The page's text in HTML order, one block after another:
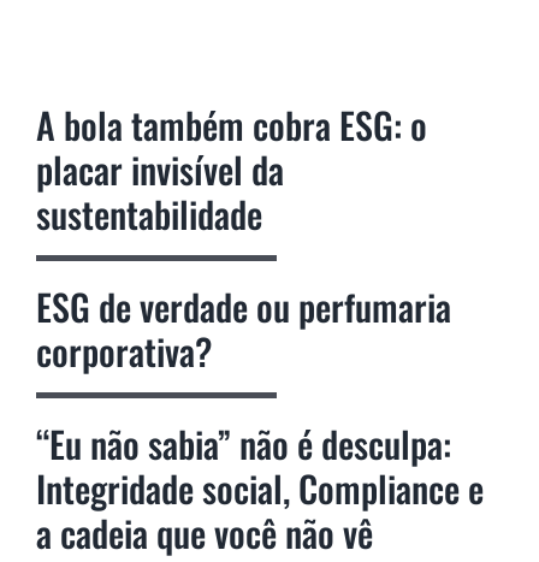
A bola também cobra ESG: o
placar invisível da
sustentabilidade
ESG de verdade ou perfumaria
corporativa?
“Eu não sabia” não é desculpa:
Integridade social, Compliance e
a cadeia que você não vê